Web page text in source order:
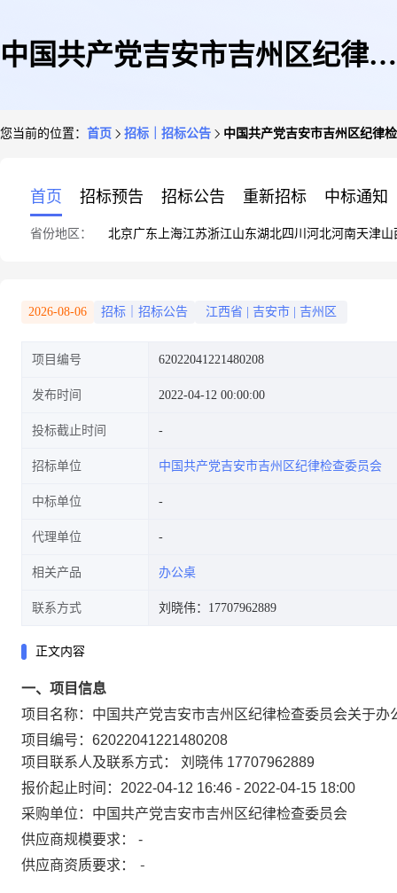
中国共产党吉安市吉州区纪律检
您当前的位置： 首页 招标｜招标公告 中国共产党吉安市吉州区纪律
首页 招标预告 招标公告 重新招标 中标通知
省份地区： 北京广东 上海江苏浙江山东湖北四川 河北河南天津山
2026-08-06 招标｜招标公告 江西省 吉安市 吉州区
项目编号 62022041221480208
发布时间 2022-04-12 00:00:00
投标截止时间
招标单位 中国共产党吉安市吉州区纪律检查委员会
中标单位
代理单位
相关产品 办公桌
联系方式 刘晓伟：17707962889
正文内容
一、项目信息
项目名称： 中国共产党吉安市吉州区纪律检查委员会关于办
项目编号： 62022041221480208
项目联系人及联系方式： 刘晓伟 17707962889
报价起止时间： 2022-04-12 16:46 - 2022-04-15 18:00
采购单位： 中国共产党吉安市吉州区纪律检查委员会
供应商规模要求： -
供应商资质要求：
-